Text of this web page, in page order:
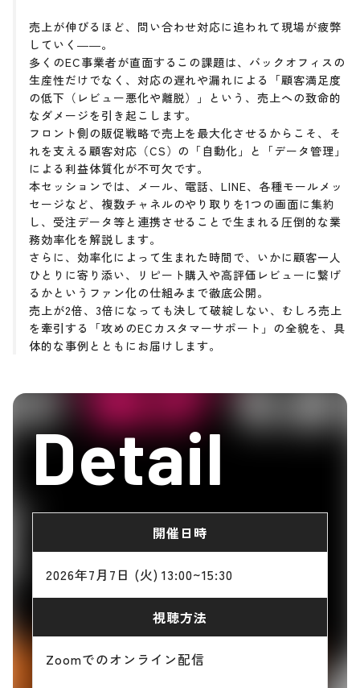
売上が伸びるほど、問い合わせ対応に追われて現場が疲弊
していく――。
多くのEC事業者が直面するこの課題は、バックオフィスの
生産性だけでなく、対応の遅れや漏れによる「顧客満足度
の低下（レビュー悪化や離脱）」という、売上への致命的
なダメージを引き起こします。
フロント側の販促戦略で売上を最大化させるからこそ、そ
れを支える顧客対応（CS）の「自動化」と「データ管理」
による利益体質化が不可欠です。
本セッションでは、メール、電話、LINE、各種モールメッ
セージなど、複数チャネルのやり取りを1つの画面に集約
し、受注データ等と連携させることで生まれる圧倒的な業
務効率化を解説します。
さらに、効率化によって生まれた時間で、いかに顧客一人
ひとりに寄り添い、リピート購入や高評価レビューに繋げ
るかというファン化の仕組みまで徹底公開。
売上が2倍、3倍になっても決して破綻しない、むしろ売上
を牽引する「攻めのECカスタマーサポート」の全貌を、具
体的な事例とともにお届けします。
Detail
開催日時
2026年7月7日 (火) 13:00~15:30
視聴方法
Zoomでのオンライン配信